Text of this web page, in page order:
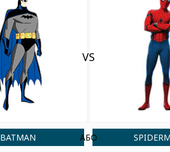
BATMAN
VS
АБО